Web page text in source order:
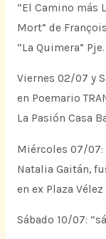
“El Camino más
Mort” de
“La Quimera”
Viernes 02/07 y
en Poemario
La Pasión Casa
Miércoles 07/07:
Natalia Gaitán,
en ex Plaza
Sábado 10/07: